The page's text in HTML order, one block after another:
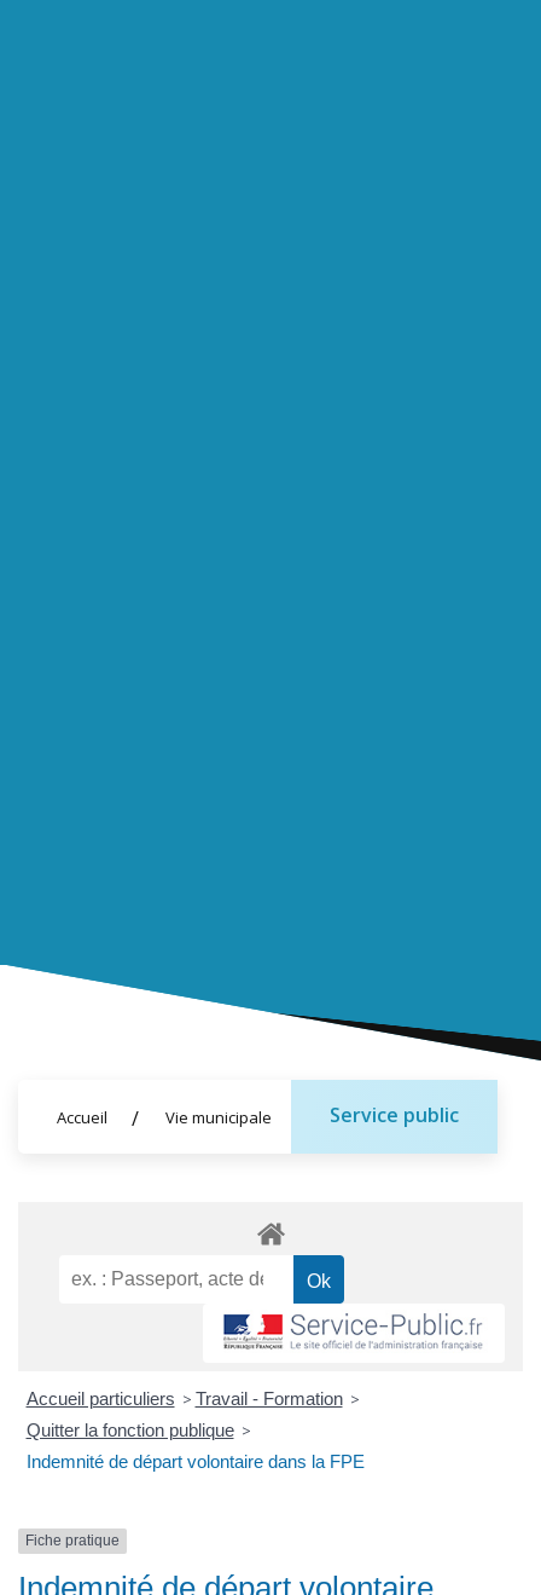
Accueil Vie municipale Service public
Accueil particuliers > Travail - Formation >
Quitter la fonction publique >
Indemnité de départ volontaire dans la FPE
Fiche pratique
Indemnité de départ volontaire